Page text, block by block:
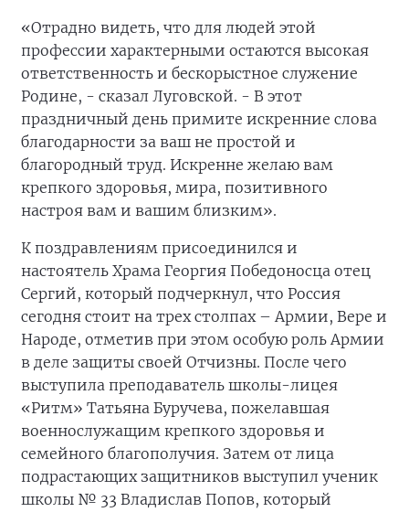
«Отрадно видеть, что для людей этой
профессии характерными остаются высокая
ответственность и бескорыстное служение
Родине, - сказал Луговской. - В этот
праздничный день примите искренние слова
благодарности за ваш не простой и
благородный труд. Искренне желаю вам
крепкого здоровья, мира, позитивного
настроя вам и вашим близким».
К поздравлениям присоединился и
настоятель Храма Георгия Победоносца отец
Сергий, который подчеркнул, что Россия
сегодня стоит на трех столпах – Армии, Вере и
Народе, отметив при этом особую роль Армии
в деле защиты своей Отчизны. После чего
выступила преподаватель школы-лицея
«Ритм» Татьяна Буручева, пожелавшая
военнослужащим крепкого здоровья и
семейного благополучия. Затем от лица
подрастающих защитников выступил ученик
школы № 33 Владислав Попов, который